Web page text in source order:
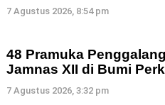
7 Agustus 2026, 8:54 pm
48 Pramuka
Jamnas XII di Bumi
7 Agustus 2026, 3:32 pm